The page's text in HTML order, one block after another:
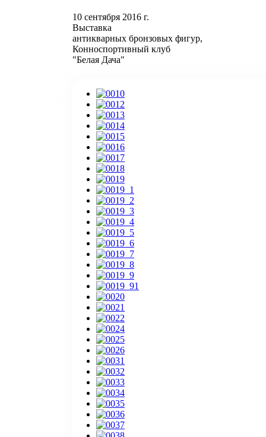
10 сентября 2016 г.
Выставка
антикварных бронзовых фигур,
Конноспортивный клуб
"Белая Дача"